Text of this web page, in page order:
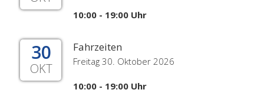
10:00 - 19:00 Uhr
30
OKT
Fahrzeiten
Freitag 30. Oktober 2026
10:00 - 19:00 Uhr